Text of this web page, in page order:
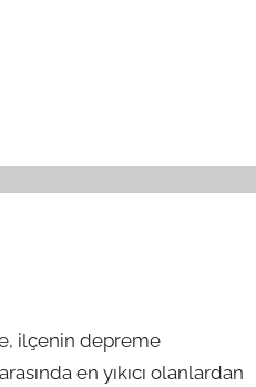
ilçenin depreme
en yıkıcı olanlardan